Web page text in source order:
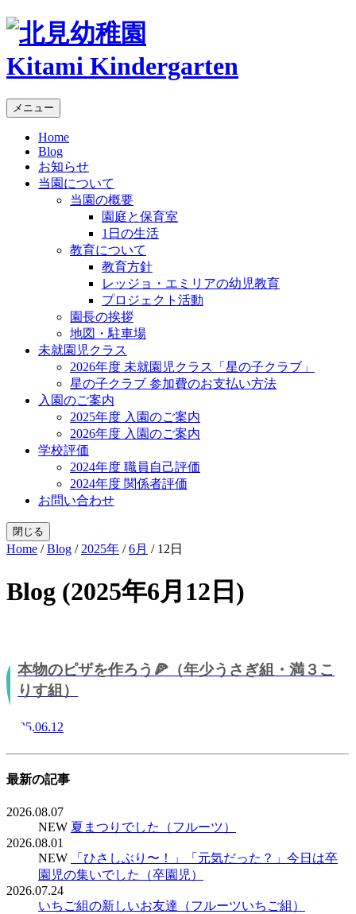
Kitami Kindergarten
メニュー
Home
Blog
お知らせ
当園について
当園の概要
園庭と保育室
1日の生活
教育について
教育方針
レッジョ・エミリアの幼児教育
プロジェクト活動
園長の挨拶
地図・駐車場
未就園児クラス
2026年度 未就園児クラス「星の子クラブ」
星の子クラブ 参加費のお支払い方法
入園のご案内
2025年度 入園のご案内
2026年度 入園のご案内
学校評価
2024年度 職員自己評価
2024年度 関係者評価
お問い合わせ
閉じる
Home /Blog / 2025年 /6月 / 12日
Blog (2025年6月12日)
本物のピザを作ろう🍕（年少うさぎ組・満３こ
りす組）
2025.06.12
最新の記事
2026.08.07
NEW 夏まつりでした（フルーツ）
2026.08.01
NEW
「ひさしぶり〜！」「元気だった？」今日は卒
園児の集いでした（卒園児）
2026.07.24
いちご組の新しいお友達（フルーツいちご組）